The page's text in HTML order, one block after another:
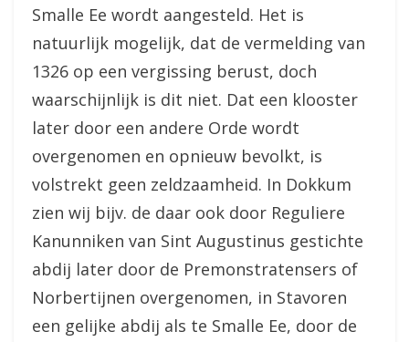
Smalle Ee wordt aangesteld. Het is
natuurlijk mogelijk, dat de vermelding van
1326 op een vergissing berust, doch
waarschijnlijk is dit niet. Dat een klooster
later door een andere Orde wordt
overgenomen en opnieuw bevolkt, is
volstrekt geen zeldzaamheid. In Dokkum
zien wij bijv. de daar ook door Reguliere
Kanunniken van Sint Augustinus gestichte
abdij later door de Premonstratensers of
Norbertijnen overgenomen, in Stavoren
een gelijke abdij als te Smalle Ee, door de